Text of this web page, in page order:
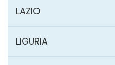
LAZIO
LIGURIA